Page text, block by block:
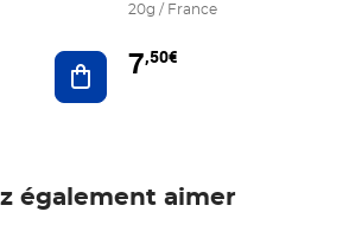
Ajouter au panier
20g / France
7,50€
également aimer